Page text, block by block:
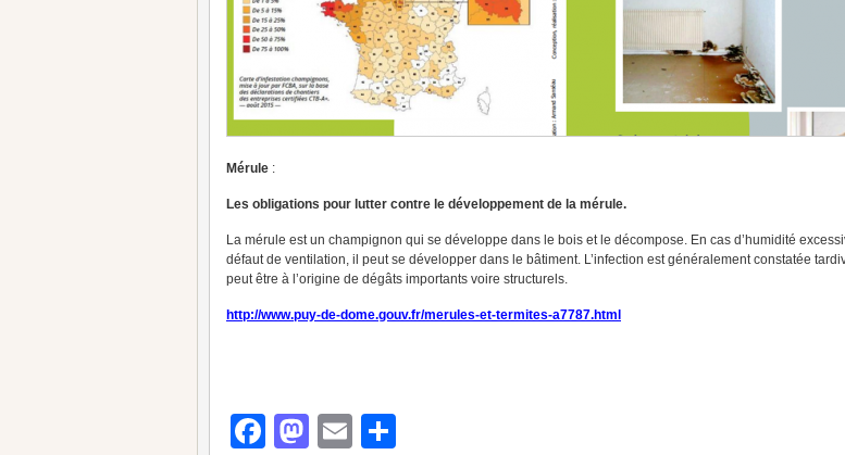
Mérule :
Les obligations pour lutter contre le développement de la mérule.
La mérule est un champignon qui se développe dans le bois et le décompose. En cas d’humidité
défaut de ventilation, il peut se développer dans le bâtiment. L’infection est généralement constatée
peut être à l’origine de dégâts importants voire structurels.
http://www.puy-de-dome.gouv.fr/merules-et-termites-a7787.html
Facebook
Mastodon
Email